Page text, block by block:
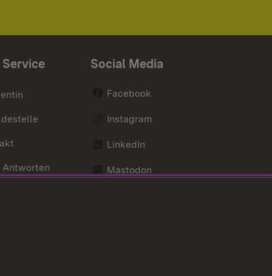
Service
Antworten
Social Media
Facebook
Instagram
LinkedIn
Mastodon